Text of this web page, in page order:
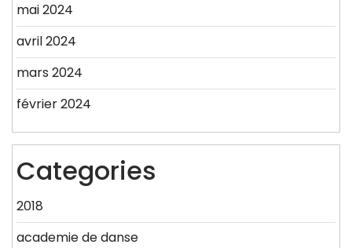
mai 2024
avril 2024
mars 2024
février 2024
Categories
2018
academie de danse